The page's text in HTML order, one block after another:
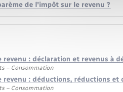
de l'impôt sur le revenu ?
: déclaration et revenus à
– Consommation
revenu : déductions, réductions et
– Consommation